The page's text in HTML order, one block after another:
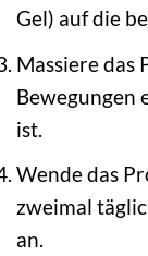
Gel) auf die
Massiere das
Bewegungen
ist.
Wende das
zweimal
an.